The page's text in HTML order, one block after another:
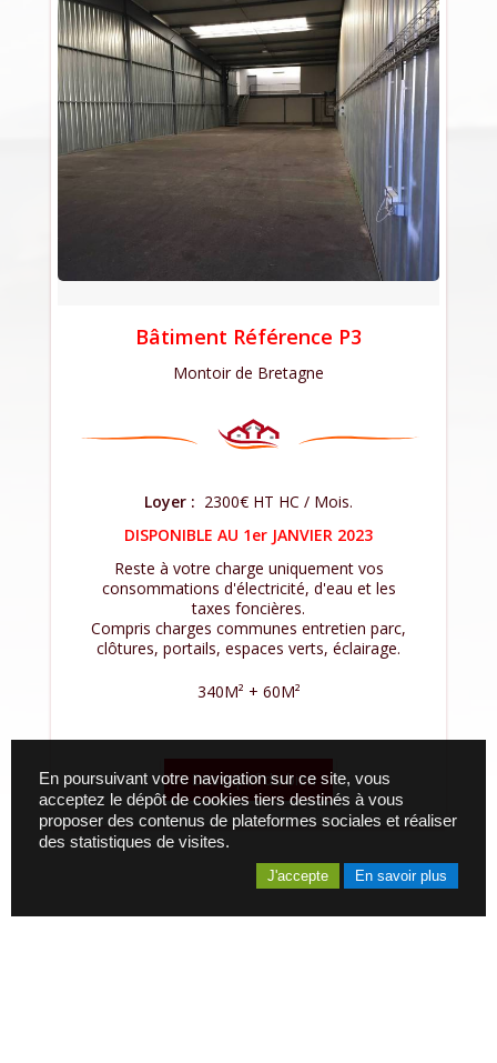
Bâtiment Référence P3
Montoir de Bretagne
Loyer : 2300€ HT HC / Mois.
DISPONIBLE AU 1er JANVIER 2023
Reste à votre charge uniquement vos
consommations d'électricité, d'eau et les
taxes foncières.
Compris charges communes entretien parc,
clôtures, portails, espaces verts, éclairage.
340M² + 60M²
Descriptif du bien
En poursuivant votre navigation sur ce site, vous
acceptez le dépôt de cookies tiers destinés à vous
proposer des contenus de plateformes sociales et réaliser
des statistiques de visites.
J'accepte En savoir plus